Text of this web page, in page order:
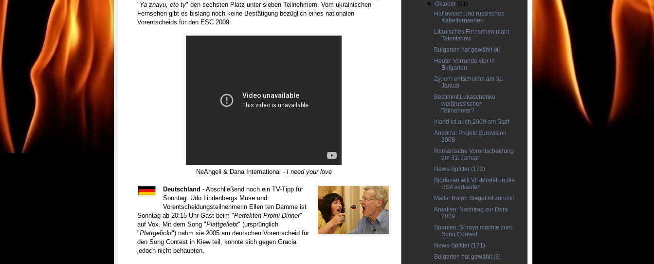
"Ya znayu, eto ty" den sechsten Platz unter sieben Teilnehmern. Vom ukrainischen
Fernsehen gibt es bislang noch keine Bestätigung bezüglich eines nationalen
Vorentscheids für den ESC 2009.
NeAngeli & Dana International -I need your love
Deutschland - Abschließend noch ein TV-Tipp für
Sonntag. Udo Lindenbergs Muse und
Vorentscheidungsteilnehmerin Ellen ten Damme ist
Sonntag ab 20:15 Uhr Gast beim "Perfekten Promi-Dinner"
auf Vox. Mit dem Song "Plattgeliebt" (ursprünglich
"Plattgefickt") nahm sie 2005 am deutschen Vorentscheid für
den Song Contest in Kiew teil, konnte sich gegen Gracia
jedoch nicht behaupten.
▼Oktober (51)
Halloween und russisches
Kabelfernsehen
Litauisches Fernsehen plant
Talentshow
Bulgarien hat gewählt (4)
Heute: Vorrunde vier in
Bulgarien
Zypern entscheidet am 31.
Januar
Bestimmt Lukaschenko
weißrussischen
Teilnehmer?
Irland ist auch 2009 am Start
Andorra: Projekt Eurovision
2009
Rumänische Vorentscheidung
am 31. Januar
News-Splitter (172)
Björkman will VE-Modell in die
USA verkaufen
Malta: Ralph Siegel ist zurück!
Kroatien: Nachtrag zur Dora
2009
Spanien: Soraya möchte zum
Song Contest
News-Splitter (171)
Bulgarien hat gewählt (3)